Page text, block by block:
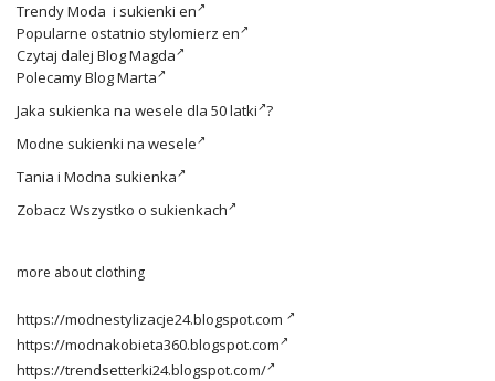
TrendyModa i sukienki en
Popularne ostatnio stylomierz en
Czytaj dalej Blog Magda
PolecamyBlog Marta
Jaka sukienka na wesele dla 50 latki ?
Modne sukienki na wesele
Tania i Modna sukienka
Zobacz Wszystko o sukienkach
more about clothing
https://modnestylizacje24.blogspot.com
https://modnakobieta360.blogspot.com
https://trendsetterki24.blogspot.com/